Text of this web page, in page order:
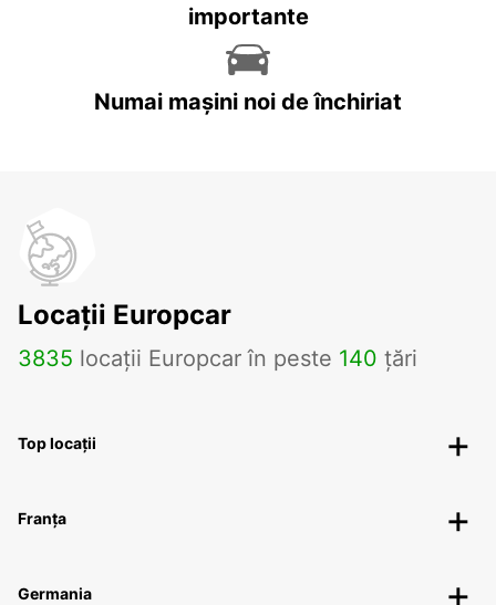
importante
Numai mașini noi de închiriat
Locații Europcar
3835 locații Europcar în peste 140 țări
Top locații
Franța
Germania